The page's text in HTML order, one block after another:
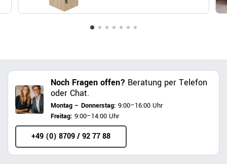
Noch Fragen offen? Beratung per Telefon
oder Chat.
Montag – Donnerstag: 9:00–16:00 Uhr
Freitag: 9:00–14:00 Uhr
+49 (0) 8709 / 92 77 88